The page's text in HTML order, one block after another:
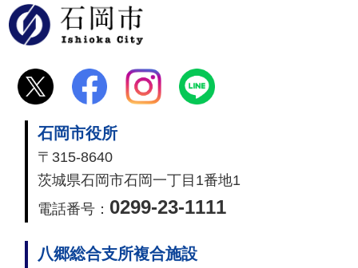
石岡市役所
〒315-8640
茨城県石岡市石岡一丁目1番地1
電話番号： 0299-23-1111
八郷総合支所複合施設